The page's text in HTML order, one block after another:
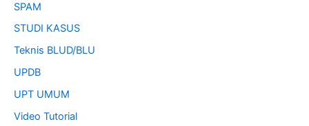
SPAM
STUDI KASUS
Teknis BLUD/BLU
UPDB
UPT UMUM
Video Tutorial